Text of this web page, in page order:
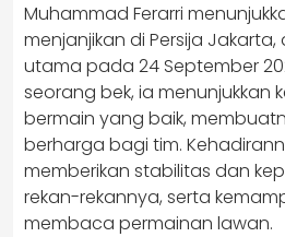
Muhammad Ferarri
menjanjikan di Persija
utama pada 24 September
seorang bek, ia menunjukkan
bermain yang baik,
berharga bagi tim.
memberikan stabilitas dan
rekan-rekannya, serta
membaca permainan lawan.